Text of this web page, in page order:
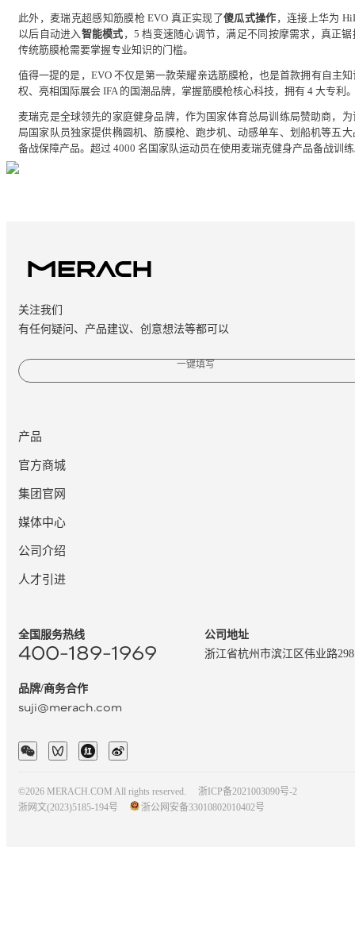
此外，麦瑞克超感知筋膜枪 EVO 真正实现了傻瓜式操作 ，连接上华为
以后自动进入智能模式 ，5 档变速随心调节，满足不同按摩需求，真正锯
传统筋膜枪需要掌握专业知识的门槛。
值得一提的是，EVO 不仅是第一款荣耀亲选筋膜枪，也是首款拥有自主知
权、亮相国际展会 IFA 的国潮品牌，掌握筋膜枪核心科技，拥有 4 大专利
麦瑞克是全球领先的家庭健身品牌，作为国家体育总局训练局赞助商，为
局国家队员独家提供椭圆机、筋膜枪、跑步机、动感单车、划船机等五大
备战保障产品。超过 4000 名国家队运动员在使用麦瑞克健身产品备战训
关注我们
有任何疑问、产品建议、创意想法等都可以
一键填写
产品
官方商城
集团官网
媒体中心
公司介绍
人才引进
全国服务热线
400-189-1969
品牌/商务合作
suji@merach.com
公司地址
浙江省杭州市滨江区伟业路
©2026 MERACH.COM All rights reserved.
浙ICP备2021003090号-2
浙网文(2023)5185-194号
浙公网安备33010802010402号